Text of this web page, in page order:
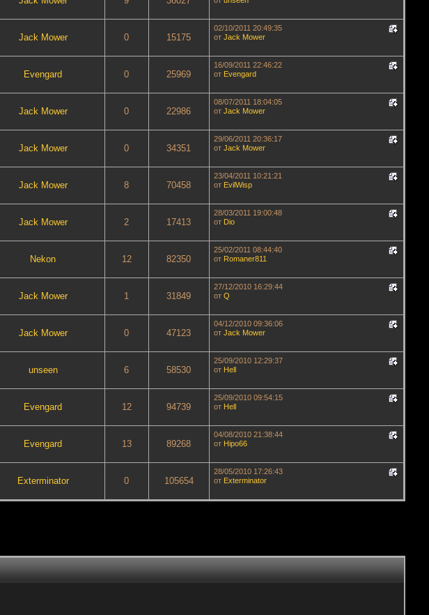
Jack Mower 0 15175
02/10/2011 20:49:35
отJack Mower
Evengard 0 25969
16/09/2011 22:46:22
от Evengard
Jack Mower 0 22986
08/07/2011 18:04:05
отJack Mower
Jack Mower 0 34351
29/06/2011 20:36:17
отJack Mower
Jack Mower 8 70458
23/04/2011 10:21:21
от EvilWisp
Jack Mower 2 17413
28/03/2011 19:00:48
от Dio
Nekon 12 82350
25/02/2011 08:44:40
от Romaner811
Jack Mower 1 31849
27/12/2010 16:29:44
отQ
Jack Mower 0 47123
04/12/2010 09:36:06
отJack Mower
unseen 6 58530
25/09/2010 12:29:37
от Hell
Evengard 12 94739
25/09/2010 09:54:15
от Hell
Evengard 13 89268
04/08/2010 21:38:44
от Hipo66
Exterminator 0 105654
28/05/2010 17:26:43
от Exterminator